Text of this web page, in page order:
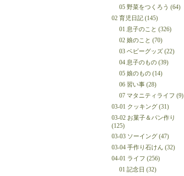
05 野菜をつくろう (64)
02 育児日記 (145)
01 息子のこと (326)
02 娘のこと (70)
03 ベビーグッズ (22)
04 息子のもの (39)
05 娘のもの (14)
06 習い事 (28)
07 マタニティライフ (9)
03-01 クッキング (31)
03-02 お菓子＆パン作り
(125)
03-03 ソーイング (47)
03-04 手作り石けん (32)
04-01 ライフ (256)
01 記念日 (32)